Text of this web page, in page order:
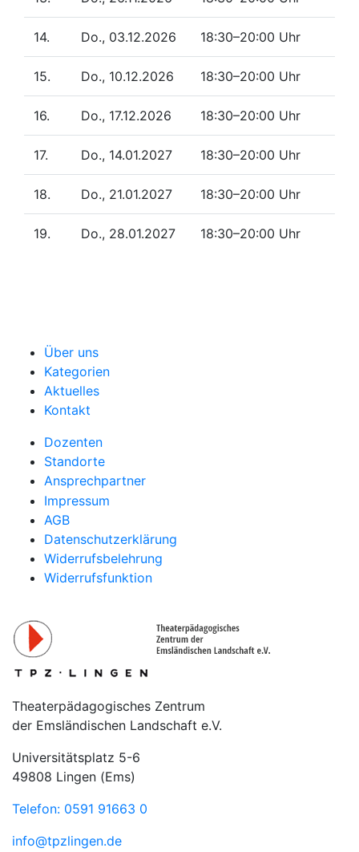
14. Do., 03.12.2026 18:30–20:00 Uhr
15. Do., 10.12.2026 18:30–20:00 Uhr
16. Do., 17.12.2026 18:30–20:00 Uhr
17. Do., 14.01.2027 18:30–20:00 Uhr
18. Do., 21.01.2027 18:30–20:00 Uhr
19. Do., 28.01.2027 18:30–20:00 Uhr
Über uns
Kategorien
Aktuelles
Kontakt
Dozenten
Standorte
Ansprechpartner
Impressum
AGB
Datenschutzerklärung
Widerrufsbelehrung
Widerrufsfunktion
Theaterpädagogisches Zentrum
der Emsländischen Landschaft e.V.
Universitätsplatz 5-6
49808 Lingen (Ems)
Telefon: 0591 91663 0
info@tpzlingen.de